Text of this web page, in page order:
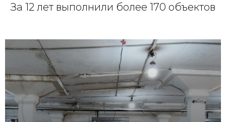
За 12 лет выполнили более 170 объектов